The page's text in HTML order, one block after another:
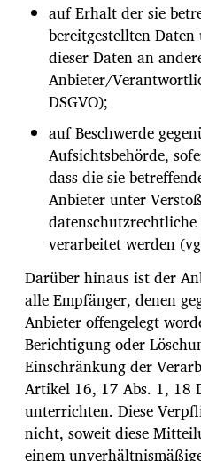
auf Erhalt der sie
bereitgestellten
dieser Daten an
Anbieter/
DSGVO);
auf Beschwerde
Aufsichtsbehörde,
dass die sie
Anbieter unter
verarbeitet werden
Darüber hinaus ist der
alle Empfänger, denen
Anbieter offengelegt
Berichtigung oder
Einschränkung der
Artikel 16, 17 Abs. 1, 18
unterrichten. Diese
nicht, soweit diese
einem